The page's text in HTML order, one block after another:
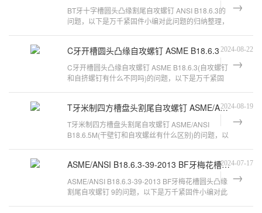
BT牙十字槽圆头凸缘割尾自攻螺钉 ANSI B18.6.3的
问题，以下是万千紧固件小编对此问题的归纳整理，
C牙开槽圆头凸缘自攻螺钉 ASME B18.6.3 2024-08-22
C牙开槽圆头凸缘自攻螺钉 ASME B18.6.3(自攻螺钉
和自挤螺钉有什么不同吗)的问题，以下是万千紧固
T牙米制四方槽盘头割尾自攻螺钉 ASME/ANSI B18.6.5M
2024-08-19
T牙米制四方槽盘头割尾自攻螺钉 ASME/ANSI
B18.6.5M(干壁钉和自攻螺丝有什么区别)的问题，以
ASME/ANSI B18.6.3-39-2013 BF牙梅花槽圆头凸缘割尾自攻螺钉 9
2024-07-17
ASME/ANSI B18.6.3-39-2013 BF牙梅花槽圆头凸缘
割尾自攻螺钉 9的问题，以下是万千紧固件小编对此